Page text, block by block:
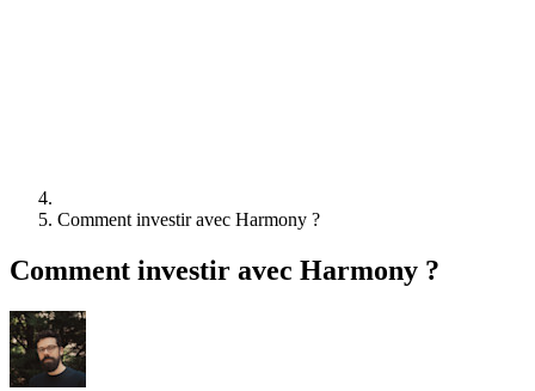
Comment investir avec Harmony ?
Comment investir avec Harmony ?